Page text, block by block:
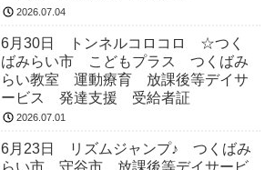
2026.07.04
6月30日 トンネルコロコロ ☆つく
ばみらい市 こどもプラス つくばみ
らい教室 運動療育 放課後等デイサ
ービス 発達支援 受給者証
2026.07.01
6月23日 リズムジャンプ♪ つくばみ
らい市 守谷市 放課後等デイサービ